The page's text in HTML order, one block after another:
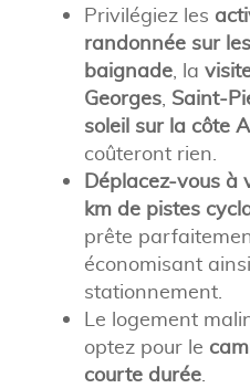
Privilégiez les
randonnée sur
baignade, la
Georges, Saint-
soleil sur la côte
coûteront rien.
Déplacez-vous à
km de pistes
prête
économisant
stationnement.
Le logement
optez pour le
courte durée.